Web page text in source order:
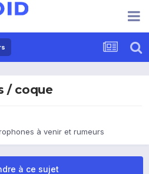
/ coque
à venir et rumeurs
à ce sujet